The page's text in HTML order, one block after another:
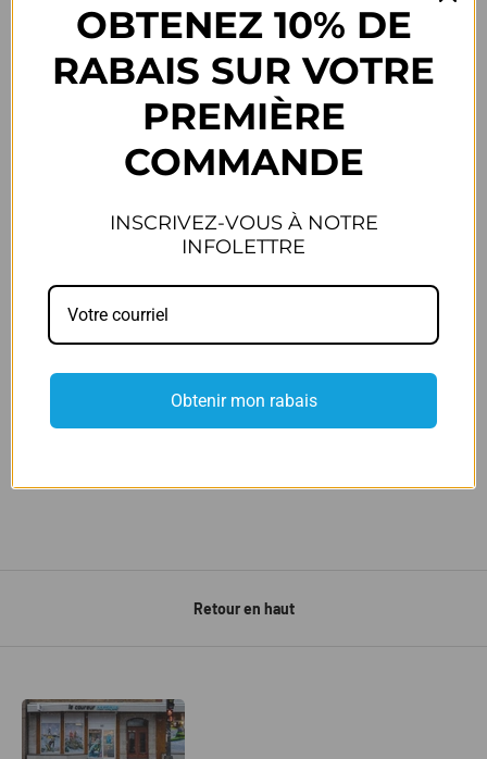
Retours
Spécifications Avis (0)
Retour en haut
OBTENEZ 10% DE
RABAIS SUR VOTRE
PREMIÈRE
COMMANDE
INSCRIVEZ-VOUS À NOTRE
INFOLETTRE
Obtenir mon rabais